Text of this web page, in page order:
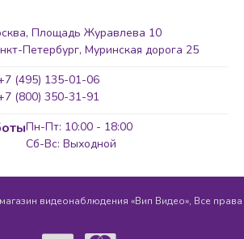
Площадь Журавлева 10
Петербург, Муринская дорога 25
(495) 135-01-06
(800) 350-31-91
Пн-Пт: 10:00 - 18:00
Сб-Вс: Выходной
видеонаблюдения «Вип Видео», Все